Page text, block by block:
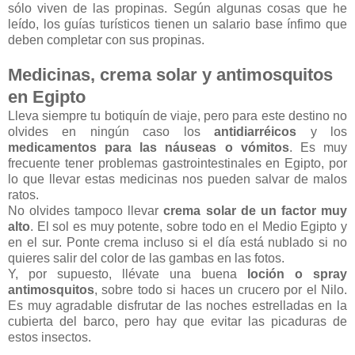
sólo viven de las propinas. Según algunas cosas que he
leído, los guías turísticos tienen un salario base ínfimo que
deben completar con sus propinas.
Medicinas, crema solar y antimosquitos
en Egipto
Lleva siempre tu botiquín de viaje, pero para este destino no
olvides en ningún caso losantidiarréicos y los
medicamentos para las náuseas o vómitos. Es muy
frecuente tener problemas gastrointestinales en Egipto, por
lo que llevar estas medicinas nos pueden salvar de malos
ratos.
No olvides tampoco llevarcrema solar de un factor muy
alto. El sol es muy potente, sobre todo en el Medio Egipto y
en el sur. Ponte crema incluso si el día está nublado si no
quieres salir del color de las gambas en las fotos.
Y, por supuesto, llévate una buena loción o spray
antimosquitos, sobre todo si haces un crucero por el Nilo.
Es muy agradable disfrutar de las noches estrelladas en la
cubierta del barco, pero hay que evitar las picaduras de
estos insectos.